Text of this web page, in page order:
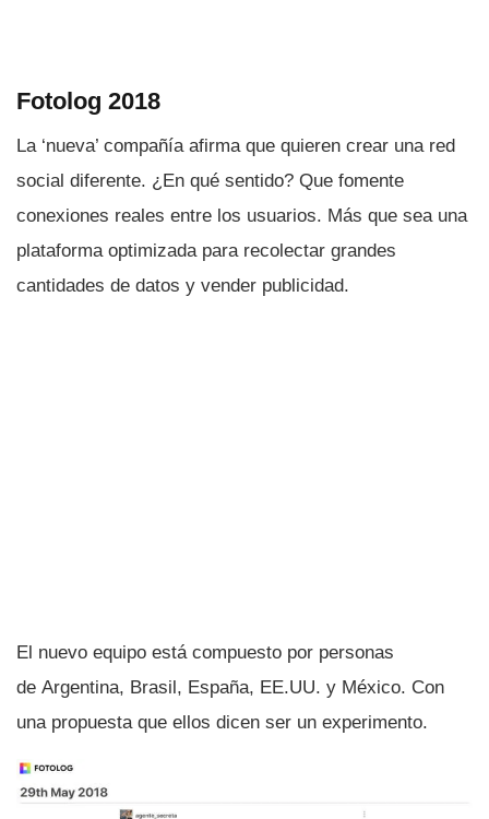
Fotolog 2018
La ‘nueva’ compañí­a afirma que quieren crear una red
social diferente. ¿En qué sentido? Que fomente
conexiones reales entre los usuarios. Más que sea una
plataforma optimizada para recolectar grandes
cantidades de datos y vender publicidad.
El nuevo equipo está compuesto por personas
de Argentina, Brasil, España, EE.UU. y México. Con
una propuesta que ellos dicen ser un experimento.